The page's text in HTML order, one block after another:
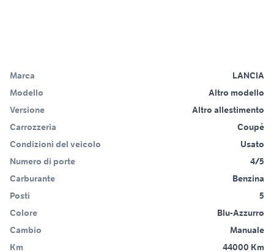
Marca
LANCIA
Modello
Altro modello
Versione
Altro allestimento
Carrozzeria
Coupé
Condizioni del veicolo
Usato
Numero di porte
4/5
Carburante
Benzina
Posti
5
Colore
Blu-Azzurro
Cambio
Manuale
Km
44000 Km